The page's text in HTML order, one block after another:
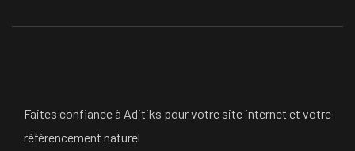
Faites confiance à Aditiks pour votre site internet et votre
référencement naturel